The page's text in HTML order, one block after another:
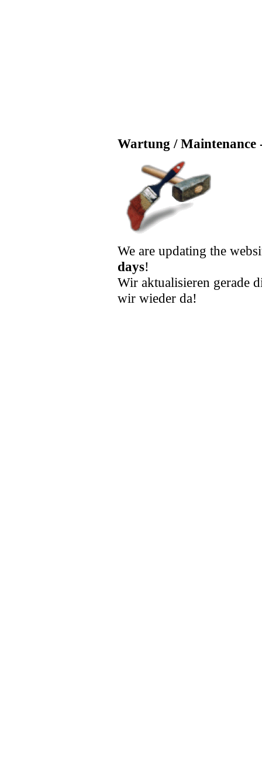
Wartung / Maintenance
We are updating the
days!
Wir aktualisieren gerade
wir wieder da!